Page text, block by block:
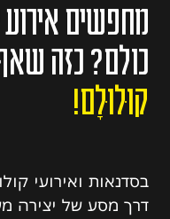
מחפשים אירוע
כולם? כזה
קוּלוּלָם!
בסדנאות ואירועי
דרך מסע של יצירה